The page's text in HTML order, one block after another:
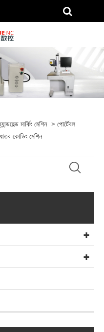
মার্কিং মেশিন > পোর্টেবল
কোডিং মেশিন